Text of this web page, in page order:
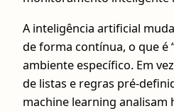
A inteligência artificial
de forma contínua, o que é
ambiente específico. Em
de listas e regras pré-
machine learning analisam